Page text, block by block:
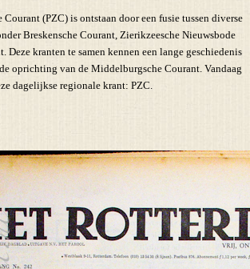
Courant (PZC) is ontstaan door een fusie tussen diverse
Breskensche Courant, Zierikzeesche Nieuwsbode
Deze kranten te samen kennen een lange geschiedenis
oprichting van de Middelburgsche Courant. Vandaag
dagelijkse regionale krant: PZC.